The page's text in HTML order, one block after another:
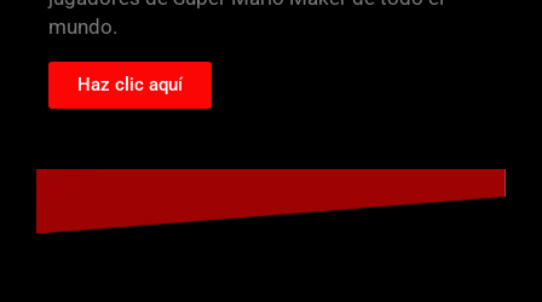
mundo.
Haz clic aquí